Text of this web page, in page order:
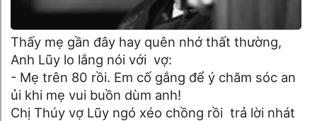
Thấy mẹ gần đây hay quên nhớ thất thường,
Anh Lũy lo lắng nói với vợ:
- Mẹ trên 80 rồi. Em cố gắng để ý chăm sóc an
ủi khi mẹ vui buồn dùm anh!
Chị Thúy vợ Lũy ngó xéo chồng rồi trả lời nhát